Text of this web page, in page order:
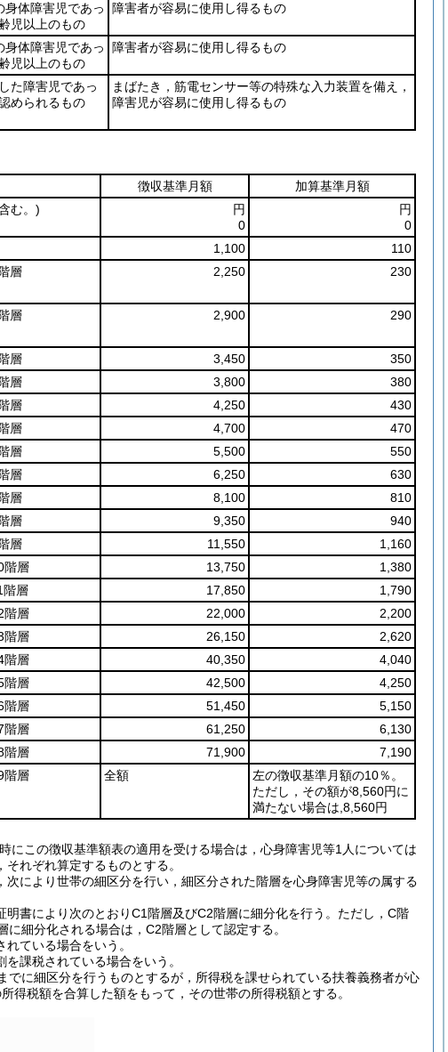
体障害児であっ
児以上のもの
障害者が容易に使用し得るもの
体障害児であっ
児以上のもの
障害者が容易に使用し得るもの
た障害児であっ
められるもの
まばたき，筋電センサー等の特殊な入力装置を備え，
障害児が容易に使用し得るもの
徴収基準月額
加算基準月額
む。)
円
0
円
0
1,100
110
層 2,250 230
層 2,900 290
層 3,450
350
層 3,800
380
層 4,250
430
層 4,700
470
層 5,500
550
層 6,250
630
層 8,100
810
層 9,350
940
層 11,550
1,160
階層 13,750
1,380
階層 17,850
1,790
階層 22,000
2,200
階層 26,150
2,620
階層 40,350
4,040
階層 42,500
4,250
階層 51,450
5,150
階層 61,250
6,130
階層 71,900
7,190
階層 全額
左の徴収基準月額の10％。
ただし，その額が8,560円に
満たない場合は,8,560円
この徴収基準額表の適用を受ける場合は，心身障害児等1人については
れぞれ算定するものとする。
により世帯の細区分を行い，細区分された階層を心身障害児等の属する
書により次のとおりC1階層及びC2階層に細分化を行う。ただし，C階
細分化される場合は，C2階層として認定する。
ている場合をいう。
課税されている場合をいう。
に細区分を行うものとするが，所得税を課せられている扶養義務者が心
税額を合算した額をもって，その世帯の所得税額とする。